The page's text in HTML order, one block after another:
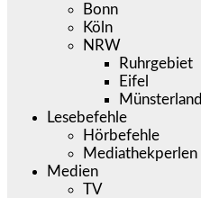
Bonn
Köln
NRW
Ruhrgebiet
Eifel
Münsterland
Lesebefehle
Hörbefehle
Mediathekperlen
Medien
TV